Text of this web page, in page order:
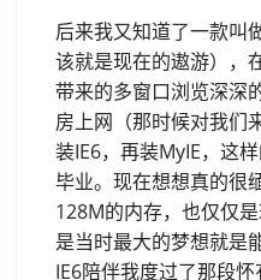
后来我又知道了一款叫
该就是现在的遨游），
带来的多窗口浏览深深
房上网（那时候对我们
装IE6，再装MyIE，这
毕业。现在想想真的很
128M的内存，也仅仅
是当时最大的梦想就是
IE6陪伴我度过了那段怀